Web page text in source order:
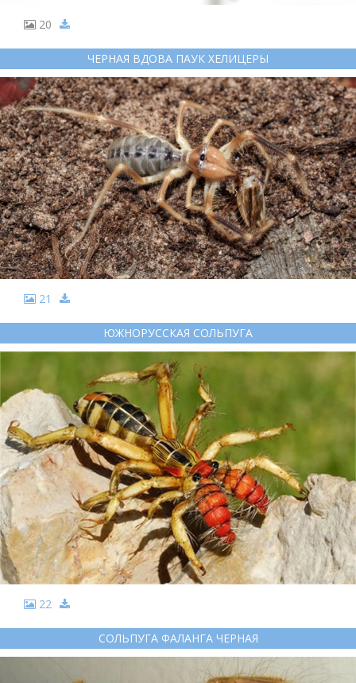
20
ЧЕРНАЯ ВДОВА ПАУК ХЕЛИЦЕРЫ
21
ЮЖНОРУССКАЯ СОЛЬПУГА
22
СОЛЬПУГА ФАЛАНГА ЧЕРНАЯ